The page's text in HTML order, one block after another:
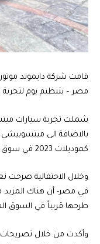
قامت شركة دايموند
مصر – بتنظيم يوم
شملت تجربة سيارات
بالاضافة الى ميتسوبيشي
كموديلات 2023 في سوق السيارات المصري .
وخلال الاحتفالية صرحت
في مصر- أن هناك
طرحها قريباً في السوق
وأكدت من خلال تصريحات